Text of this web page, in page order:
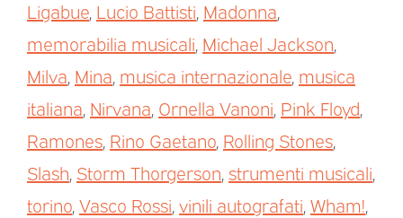
Ligabue, Lucio Battisti, Madonna,
memorabilia musicali, Michael Jackson,
Milva, Mina, musica internazionale, musica
italiana, Nirvana, Ornella Vanoni, Pink Floyd,
Ramones, Rino Gaetano, Rolling Stones,
Slash, Storm Thorgerson,strumenti musicali,
torino,Vasco Rossi,vinili autografati,Wham!,